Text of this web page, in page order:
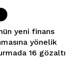
yeni finans
yönelik
16 gözaltı